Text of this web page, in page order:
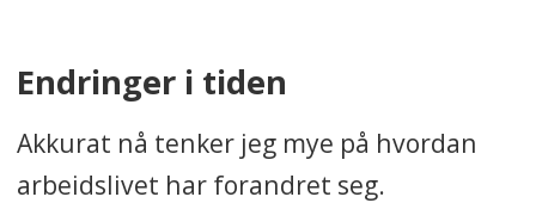
Endringer i tiden
Akkurat nå tenker jeg mye på hvordan
arbeidslivet har forandret seg.